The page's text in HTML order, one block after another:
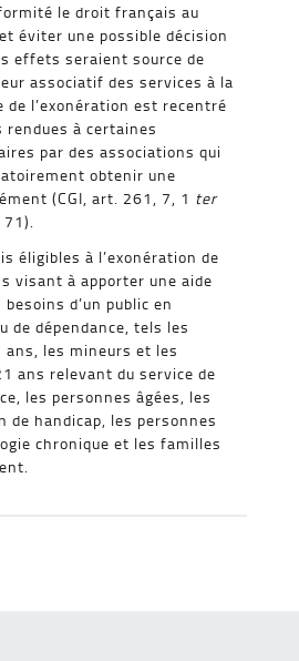
le droit français au
éviter une possible décision
effets seraient source de
associatif des services à la
l’exonération est recentré
à certaines
par des associations qui
obtenir une
(CGI, art. 261, 7, 1 ter
éligibles à l’exonération de
visant à apporter une aide
d’un public en
de dépendance, tels les
les mineurs et les
ans relevant du service de
les personnes âgées, les
de handicap, les personnes
chronique et les familles